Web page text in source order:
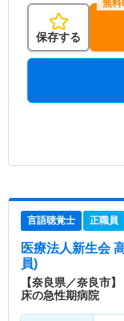
保存する
言語聴覚士 正職員
医療法人新生会
員)
【奈良県／奈良市
床の急性期病院